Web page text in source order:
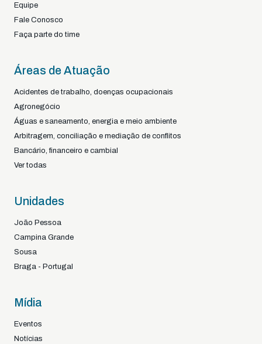
Equipe
Fale Conosco
Faça parte do time
Áreas de Atuação
Acidentes de trabalho, doenças ocupacionais
Agronegócio
Águas e saneamento, energia e meio ambiente
Arbitragem, conciliação e mediação de conflitos
Bancário, financeiro e cambial
Ver todas
Unidades
João Pessoa
Campina Grande
Sousa
Braga - Portugal
Mídia
Eventos
Notícias